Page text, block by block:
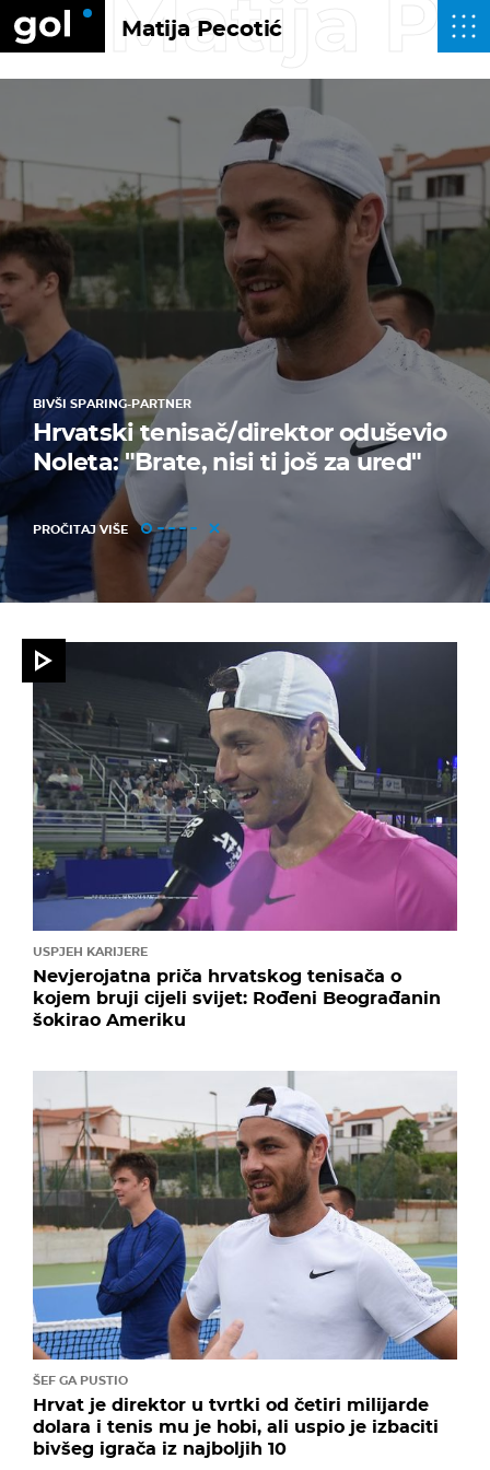
Matija Pecotić
Matija
BIVŠI SPARING-PARTNER
Hrvatski tenisač/direktor oduševio
Noleta: "Brate, nisi ti još za ured"
PROČITAJ VIŠE
USPJEH KARIJERE
Nevjerojatna priča hrvatskog tenisača o
kojem bruji cijeli svijet: Rođeni Beograđanin
šokirao Ameriku
ŠEF GA PUSTIO
Hrvat je direktor u tvrtki od četiri milijarde
dolara i tenis mu je hobi, ali uspio je izbaciti
bivšeg igrača iz najboljih 10